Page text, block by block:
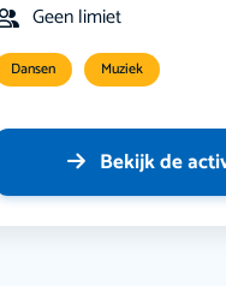
Geen limiet
Dansen Muziek
Bekijk de